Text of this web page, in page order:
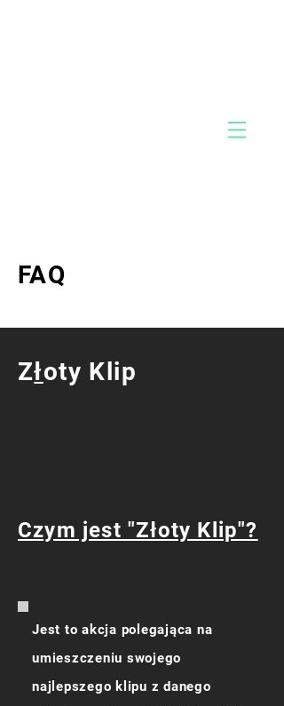
FAQ
Złoty Klip
Czym jest "Złoty Klip"?
Jest to akcja polegająca na
umieszczeniu swojego
najlepszego klipu z danego